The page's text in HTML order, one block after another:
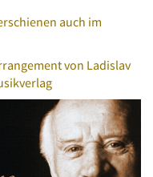
auch im
von Ladislav